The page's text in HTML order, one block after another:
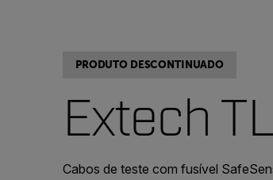
PRODUTO DESCONTINUADO
Extech
Cabos de teste com fusível